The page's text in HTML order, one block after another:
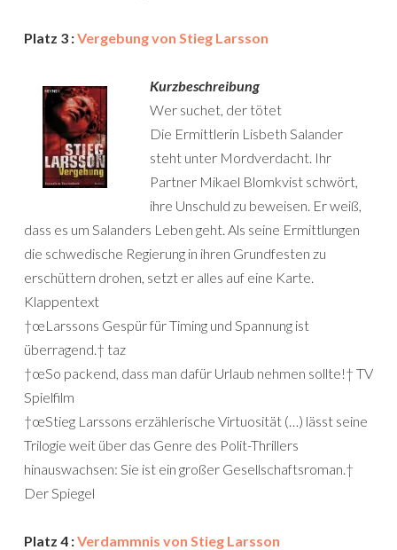
Platz 3 :Vergebung von Stieg Larsson
Kurzbeschreibung
Wer suchet, der tötet
Die Ermittlerin Lisbeth Salander
steht unter Mordverdacht. Ihr
Partner Mikael Blomkvist schwört,
ihre Unschuld zu beweisen. Er weiß,
dass es um Salanders Leben geht. Als seine Ermittlungen
die schwedische Regierung in ihren Grundfesten zu
erschüttern drohen, setzt er alles auf eine Karte.
Klappentext
†œLarssons Gespür für Timing und Spannung ist
überragend.† taz
†œSo packend, dass man dafür Urlaub nehmen sollte!† TV
Spielfilm
†œStieg Larssons erzählerische Virtuosität (…) lässt seine
Trilogie weit über das Genre des Polit-Thrillers
hinauswachsen: Sie ist ein großer Gesellschaftsroman.†
Der Spiegel
Platz 4 :Verdammnis von Stieg Larsson